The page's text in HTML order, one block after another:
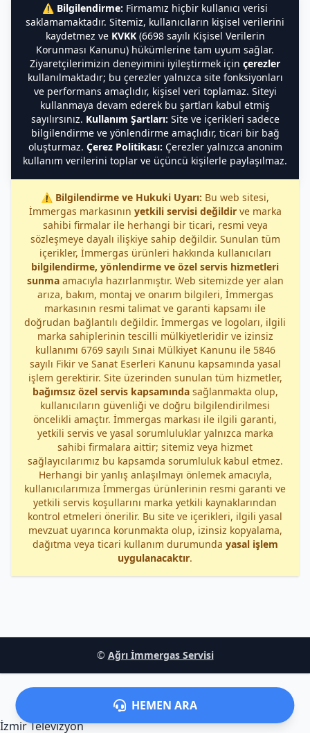
⚠️ Bilgilendirme: Firmamız hiçbir kullanıcı verisi
saklamamaktadır. Sitemiz, kullanıcıların kişisel verilerini
kaydetmez ve KVKK(6698 sayılı Kişisel Verilerin
Korunması Kanunu) hükümlerine tam uyum sağlar.
Ziyaretçilerimizin deneyimini iyileştirmek için çerezler
kullanılmaktadır; bu çerezler yalnızca site fonksiyonları
ve performans amaçlıdır, kişisel veri toplamaz. Siteyi
kullanmaya devam ederek bu şartları kabul etmiş
sayılırsınız. Kullanım Şartları: Site ve içerikleri sadece
bilgilendirme ve yönlendirme amaçlıdır, ticari bir bağ
oluşturmaz. Çerez Politikası: Çerezler yalnızca anonim
kullanım verilerini toplar ve üçüncü kişilerle paylaşılmaz.
⚠️ Bilgilendirme ve Hukuki Uyarı: Bu web sitesi,
İmmergas markasının yetkili servisi değildirve marka
sahibi firmalar ile herhangi bir ticari, resmi veya
sözleşmeye dayalı ilişkiye sahip değildir. Sunulan tüm
içerikler, İmmergas ürünleri hakkında kullanıcıları
bilgilendirme, yönlendirme ve özel servis hizmetleri
sunmaamacıyla hazırlanmıştır. Web sitemizde yer alan
arıza, bakım, montaj ve onarım bilgileri, İmmergas
markasının resmi talimat ve garanti kapsamı ile
doğrudan bağlantılı değildir. İmmergas ve logoları, ilgili
marka sahiplerinin tescilli mülkiyetleridir ve izinsiz
kullanımı 6769 sayılı Sınai Mülkiyet Kanunu ile 5846
sayılı Fikir ve Sanat Eserleri Kanunu kapsamında yasal
işlem gerektirir. Site üzerinden sunulan tüm hizmetler,
bağımsız özel servis kapsamındasağlanmakta olup,
kullanıcıların güvenliği ve doğru bilgilendirilmesi
öncelikli amaçtır. İmmergas markası ile ilgili garanti,
yetkili servis ve yasal sorumluluklar yalnızca marka
sahibi firmalara aittir; sitemiz veya hizmet
sağlayıcılarımız bu kapsamda sorumluluk kabul etmez.
Herhangi bir yanlış anlaşılmayı önlemek amacıyla,
kullanıcılarımıza İmmergas ürünlerinin resmi garanti ve
yetkili servis koşullarını marka yetkili kaynaklarından
kontrol etmeleri önerilir. Bu site ve içerikleri, ilgili yasal
mevzuat uyarınca korunmakta olup, izinsiz kopyalama,
dağıtma veya ticari kullanım durumunda yasal işlem
uygulanacaktır.
© Ağrı İmmergas Servisi
HEMEN ARA
İzmir Televizyon